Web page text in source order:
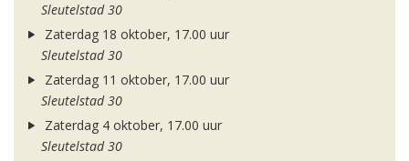
Sleutelstad 30
Zaterdag 18 oktober, 17.00 uur
Sleutelstad 30
Zaterdag 11 oktober, 17.00 uur
Sleutelstad 30
Zaterdag 4 oktober, 17.00 uur
Sleutelstad 30